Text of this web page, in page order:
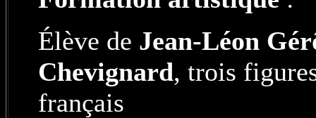
Élève de Jean-Léon
Chevignard, trois
français